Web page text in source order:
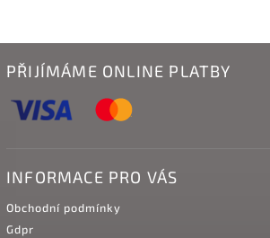
PŘIJÍMÁME ONLINE PLATBY
INFORMACE PRO VÁS
Obchodní podmínky
Gdpr